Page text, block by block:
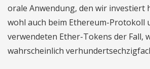
orale Anwendung, den wir investiert
wohl auch beim Ethereum-Protokoll
verwendeten Ether-Tokens der Fall,
wahrscheinlich